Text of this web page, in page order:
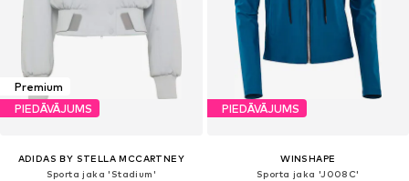
Premium
PIEDĀVĀJUMS
ADIDAS BY STELLA MCCARTNEY
Sporta jaka 'Stadium'
PIEDĀVĀJUMS
WINSHAPE
Sporta jaka 'J008C'